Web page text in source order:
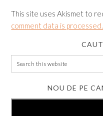
This site uses Akismet to
comment data is processed.
NOU DE PE